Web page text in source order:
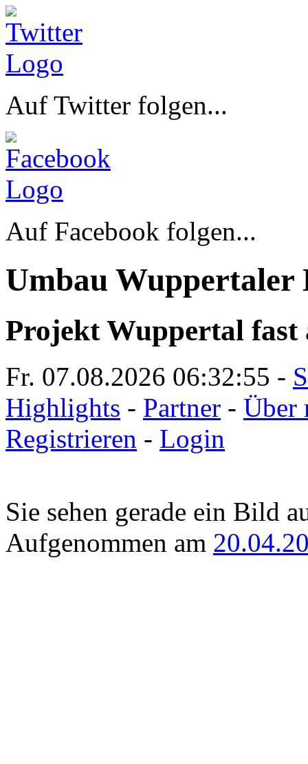
Auf Twitter folgen...
Auf Facebook folgen...
Umbau Wuppertaler
Projekt Wuppertal fast
Fr. 07.08.2026 06:32:55 -
Highlights - Partner - Über
Registrieren - Login
Sie sehen gerade ein Bild
Aufgenommen am